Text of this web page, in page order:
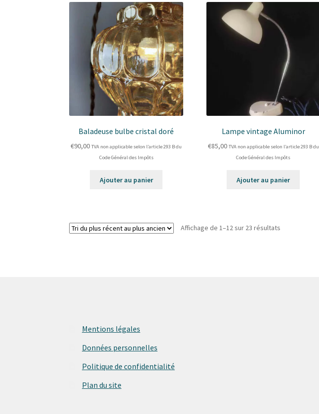
Baladeuse bulbe cristal doré
€90,00 TVA non applicable selon l’article 293 B du
Code Général des Impôts
Ajouter au panier
Lampe vintage Aluminor
€85,00 TVA non applicable selon l’article 293 B du
Code Général des Impôts
Ajouter au panier
Affichage de 1–12 sur 23 résultats
Mentions légales
Données personnelles
Politique de confidentialité
Plan du site